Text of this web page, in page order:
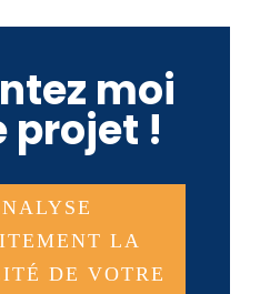
moi
projet !
LA
DE VOTRE